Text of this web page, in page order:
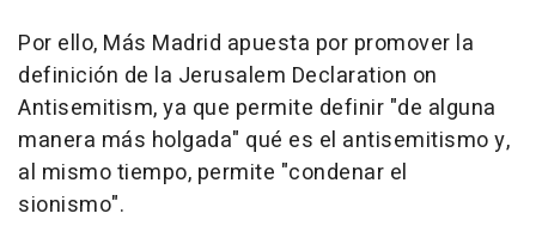
Por ello, Más Madrid apuesta por promover la
definición de la Jerusalem Declaration on
Antisemitism, ya que permite definir "de alguna
manera más holgada" qué es el antisemitismo y,
al mismo tiempo, permite "condenar el
sionismo".